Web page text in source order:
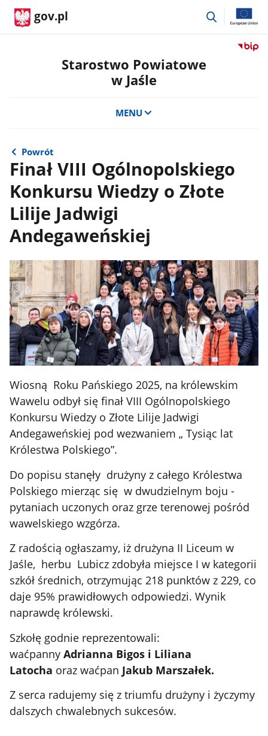
gov.pl
przejdź
Przejdź
Starostwo Powiatowe
w Jaśle
MENU
Powrót
Finał VIII Ogólnopolskiego
Konkursu Wiedzy o Złote
Lilije Jadwigi
Andegaweńskiej
Wiosną Roku Pańskiego 2025, na królewskim
Wawelu odbył się finał VIII Ogólnopolskiego
Konkursu Wiedzy o Złote Lilije Jadwigi
Andegaweńskiej pod wezwaniem „ Tysiąc lat
Królestwa Polskiego”.
Do popisu stanęły drużyny z całego Królestwa
Polskiego mierząc się w dwudzielnym boju -
pytaniach uczonych oraz grze terenowej pośród
wawelskiego wzgórza.
Z radością ogłaszamy, iż drużyna II Liceum w
Jaśle, herbu Lubicz zdobyła miejsce I w kategorii
szkół średnich, otrzymując 218 punktów z 229, co
daje 95% prawidłowych odpowiedzi. Wynik
naprawdę królewski.
Szkołę godnie reprezentowali:
waćpanny Adrianna Bigos i Liliana
Latocha oraz waćpan Jakub Marszałek.
Z serca radujemy się z triumfu drużyny i życzymy
dalszych chwalebnych sukcesów.